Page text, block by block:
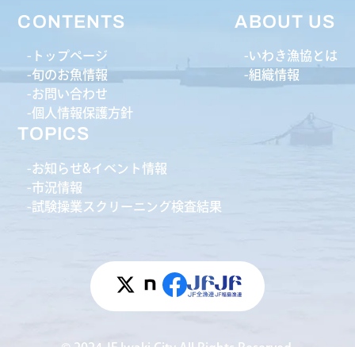
CONTENTS
トップページ
旬のお魚情報
お問い合わせ
個人情報保護方針
ABOUT US
いわき漁協とは
組織情報
TOPICS
お知らせ&イベント情報
市況情報
試験操業スクリーニング検査結果